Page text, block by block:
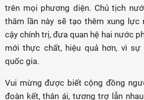
trên mọi phương diện. Chủ tịch
thăm lần này sẽ tạo thêm xung
cậy chính trị, đưa quan hệ hai nước
mới thực chất, hiệu quả hơn, vì
quốc gia.
Vui mừng được biết cộng đồng
đoàn kết, thân ái, tương trợ lẫn